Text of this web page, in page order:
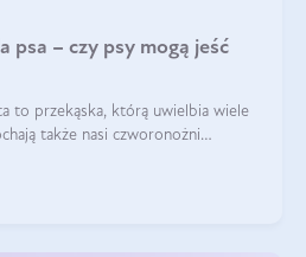
psa – czy psy mogą jeść
to przekąska, którą uwielbia wiele
także nasi czworonożni